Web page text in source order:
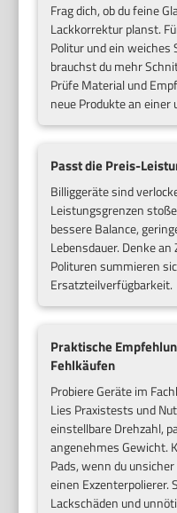
Frag dich, ob du feine
Lackkorrektur planst.
Politur und ein weiches
brauchst du mehr
Prüfe Material und
neue Produkte an einer
Passt die Preis-
Billiggeräte sind
Leistungsgrenzen
bessere Balance,
Lebensdauer. Denke
Polituren summieren
Ersatzteilverfügbarkeit.
Praktische
Fehlkäufen
Probiere Geräte im
Lies Praxistests und
einstellbare Drehzahl,
angenehmes Gewicht.
Pads, wenn du
einen Exzenterpolierer.
Lackschäden und